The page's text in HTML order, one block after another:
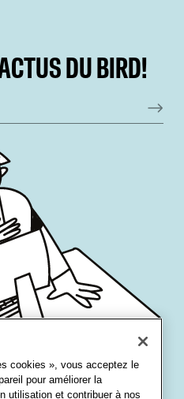
DU BIRD!
cookies », vous acceptez le
pour améliorer la
utilisation et contribuer à nos